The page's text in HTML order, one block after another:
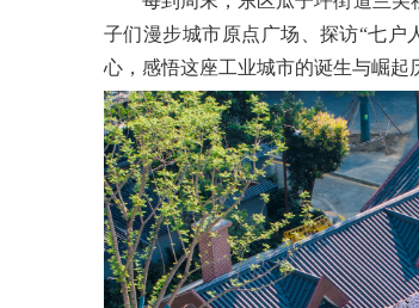
子们漫步城市原点广场、探访“七户
心，感悟这座工业城市的诞生与崛起